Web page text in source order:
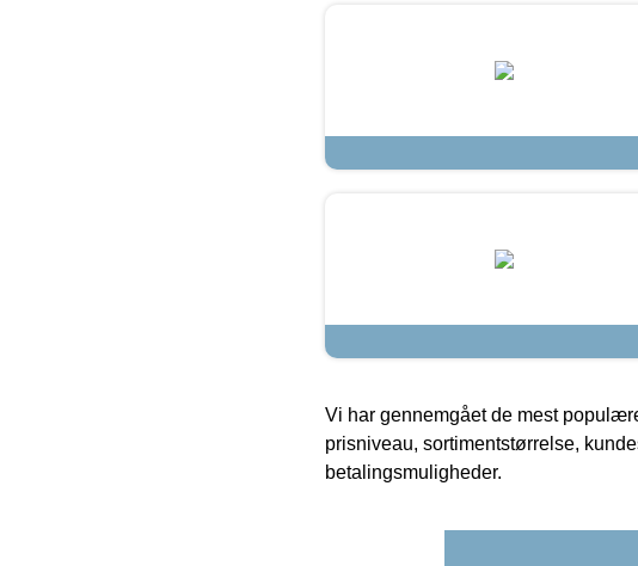
Vi har gennemgået de mest
prisniveau, sortimentstørrelse,
betalingsmuligheder.